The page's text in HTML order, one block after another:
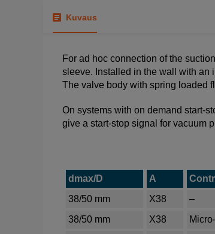
Kuvaus
For ad hoc connection of the
sleeve. Installed in the wall with an
The valve body with spring loaded
On systems with on demand start-
give a start-stop signal for vacuum
dmax/D A
38/50 mm
X38 –
38/50 mm
X38